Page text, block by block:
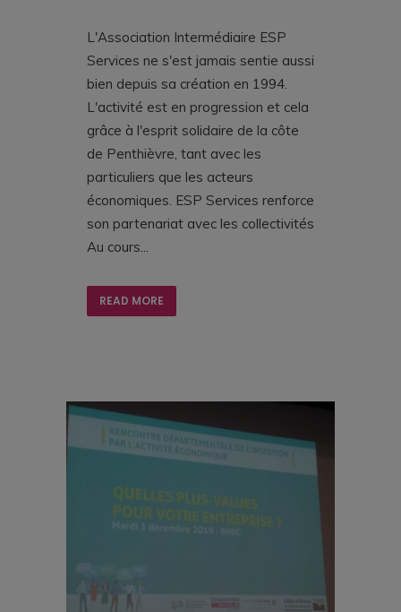
L'Association Intermédiaire ESP
Services ne s'est jamais sentie aussi
bien depuis sa création en 1994.
L'activité est en progression et cela
grâce à l'esprit solidaire de la côte
de Penthièvre, tant avec les
particuliers que les acteurs
économiques. ESP Services renforce
son partenariat avec les collectivités
Au cours...
READ MORE